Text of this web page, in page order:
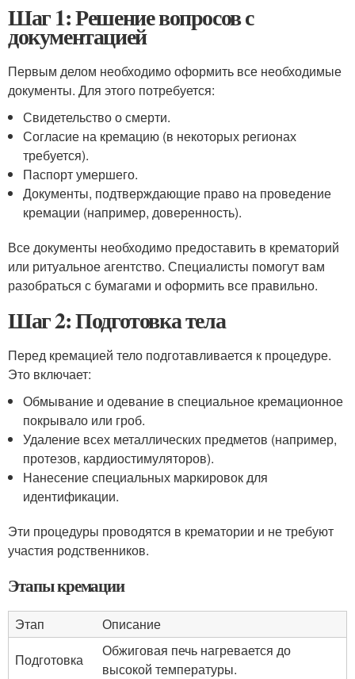
Шаг 1: Решение вопросов с
документацией
Первым делом необходимо оформить все необходимые
документы. Для этого потребуется:
Свидетельство о смерти.
Согласие на кремацию (в некоторых регионах
требуется).
Паспорт умершего.
Документы, подтверждающие право на проведение
кремации (например, доверенность).
Все документы необходимо предоставить в крематорий
или ритуальное агентство. Специалисты помогут вам
разобраться с бумагами и оформить все правильно.
Шаг 2: Подготовка тела
Перед кремацией тело подготавливается к процедуре.
Это включает:
Обмывание и одевание в специальное кремационное
покрывало или гроб.
Удаление всех металлических предметов (например,
протезов, кардиостимуляторов).
Нанесение специальных маркировок для
идентификации.
Эти процедуры проводятся в крематории и не требуют
участия родственников.
Этапы кремации
Этап
Описание
Подготовка
Обжиговая печь нагревается до
высокой температуры.